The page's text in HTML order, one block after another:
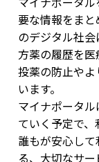
要な情報をま
のデジタル社
方薬の履歴を
投薬の防止や
います。
マイナポータ
ていく予定で、
誰もが安心し
る、大切なサー